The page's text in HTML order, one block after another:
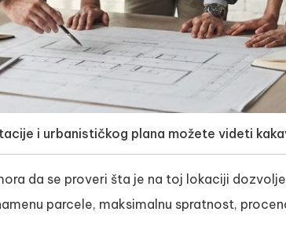
i urbanističkog plana možete videti
da se proveri šta je na toj lokaciji
parcele, maksimalnu spratnost,